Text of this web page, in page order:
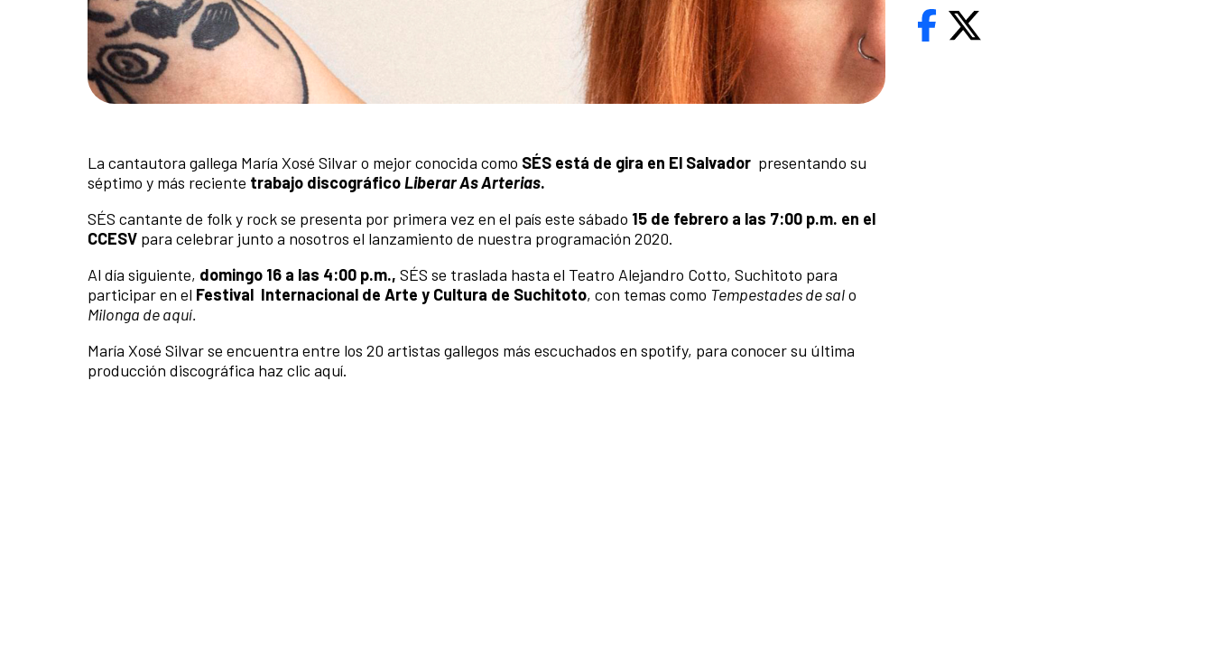
La cantautora gallega María Xosé Silvar o mejor conocida como SÉS está de gira en El Salvador presentando su
séptimo y más reciente trabajo discográficoLiberar As Arterias.
SÉS cantante de folk y rock se presenta por primera vez en el país este sábado 15 de febrero a las 7:00 p.m. en el
CCESV para celebrar junto a nosotros el lanzamiento de nuestra programación 2020.
Al día siguiente, domingo 16 a las 4:00 p.m., SÉS se traslada hasta el Teatro Alejandro Cotto, Suchitoto para
participar en el Festival Internacional de Arte y Cultura de Suchitoto, con temas como Tempestades de salo
Milonga de aquí.
María Xosé Silvar se encuentra entre los 20 artistas gallegos más escuchados en spotify, para conocer su última
producción discográfica haz clic aquí.